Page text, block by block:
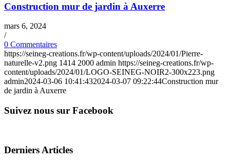
Construction mur de jardin à Auxerre
mars 6, 2024
/
0 Commentaires
https://seineg-creations.fr/wp-content/uploads/2024/01/Pierre-
naturelle-v2.png 1414 2000 admin https://seineg-creations.fr/wp-
content/uploads/2024/01/LOGO-SEINEG-NOIR2-300x223.png
admin2024-03-06 10:41:432024-03-07 09:22:44Construction mur
de jardin à Auxerre
Suivez nous sur Facebook
Derniers Articles